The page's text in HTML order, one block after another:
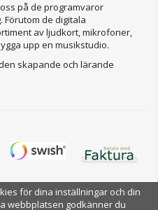
på de programvaror
Förutom de digitala
av ljudkort, mikrofoner,
upp en musikstudio.
skapande och lärande
Wikinggruppen
för dina inställningar och din
webbplatsen godkänner du